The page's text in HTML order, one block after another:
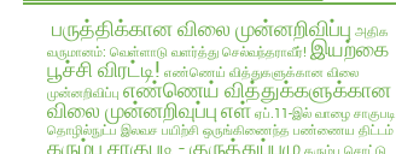
பருத்திக்கான விலை முன்னறிவிப்பு அதிக
வருமானம்: வெள்ளாடு வளர்த்து செல்வந்தராவீர்! இயற்கை
பூச்சி விரட்டி! எண்ணெய் வித்துகளுக்கான விலை
முன்னறிவிப்பு எண்ணெய் வித்துக்களுக்கான
விலை முன்னறிவுப்புஎள் ஏப்.11-இல் வாழை சாகுபடி
தொழில்நுட்ப இலவச பயிற்சி ஒருங்கிணைந்த பண்ணைய திட்டம்
கரும்பு சாகுபடி - குருத்துப்புழு கரும்பு சொட்டு